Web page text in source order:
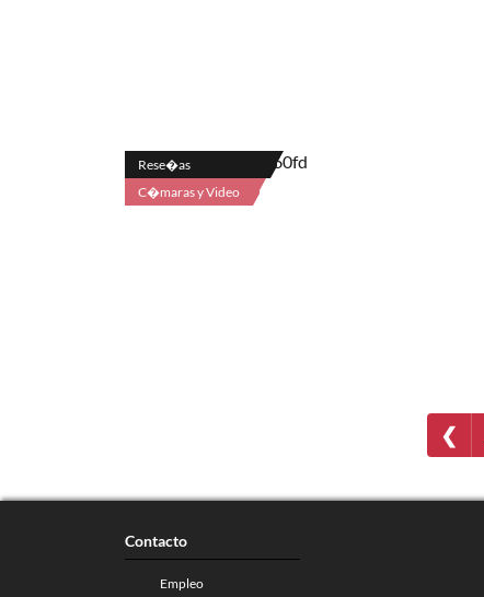
Rese�as
C�maras y Video
❮
Contacto
Empleo